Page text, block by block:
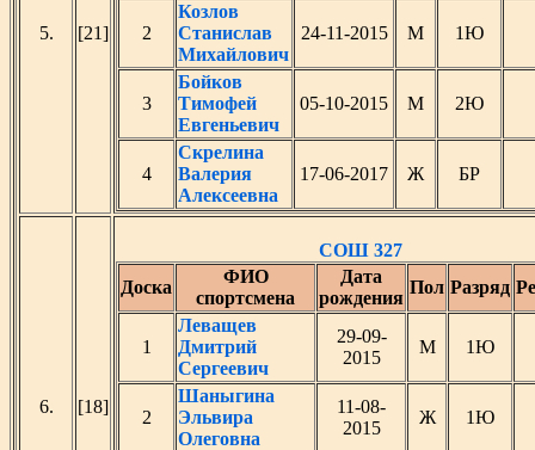
5. [21] 2
Козлов
Станислав
Михайлович
24-11-2015 М 1Ю
3
Бойков
Тимофей
Евгеньевич
05-10-2015 М 2Ю
4
Скрелина
Валерия
Алексеевна
17-06-2017 Ж БР
6. [18]
СОШ 327
Доска
ФИО
спортсмена
Дата
рождения
Пол Разряд
1
Леващев
Дмитрий
Сергеевич
29-09-
2015
М 1Ю
2
Шаныгина
Эльвира
Олеговна
11-08-
2015
Ж 1Ю